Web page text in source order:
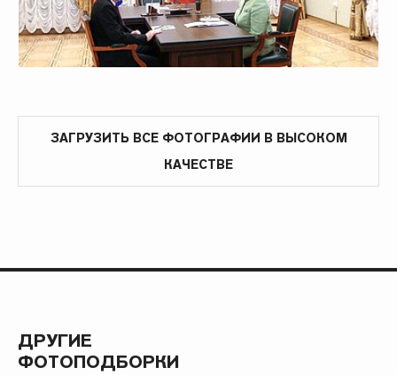
ЗАГРУЗИТЬ ВСЕ ФОТОГРАФИИ В ВЫСОКОМ
КАЧЕСТВЕ
ДРУГИЕ
ФОТОПОДБОРКИ